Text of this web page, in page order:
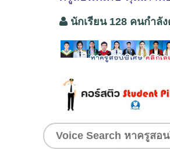
นักเรียน 128 คนกำลั